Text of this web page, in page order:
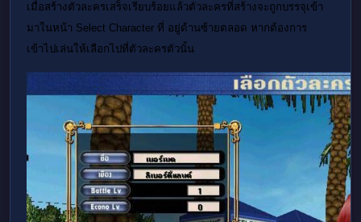
เมื่อสร้างตัวละครเสร็จเรียบร้อยแล้วตัวละครที่สร้างจะถูกบรรจุเข้า
มาในหน้า Select Character ที่ อยู่ด้านซ้ายตลอด หากต้องการ
เข้าไปเล่นให้เลือกไปที่ตัวละครตัวนั้น